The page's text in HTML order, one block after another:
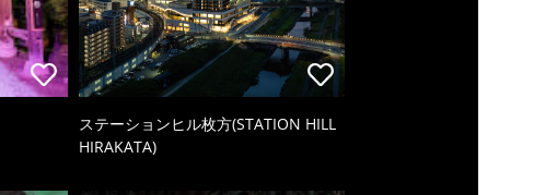
ステーションヒル枚方(STATION HILL
HIRAKATA)